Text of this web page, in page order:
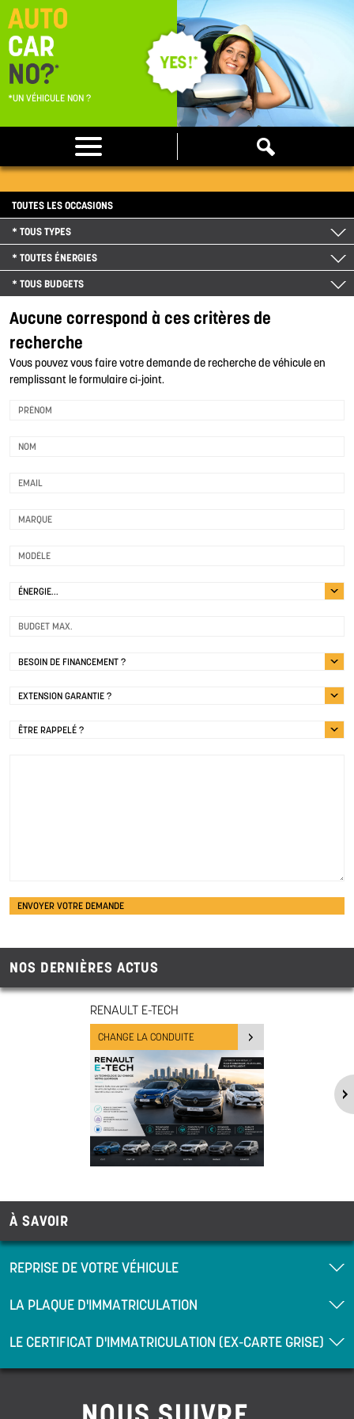
*UN VÉHICULE NON ?
TOUTES LES OCCASIONS
* TOUS TYPES
* TOUTES ÉNERGIES
* TOUS BUDGETS
Aucune correspond à ces critères de
recherche
Vous pouvez vous faire votre demande de recherche de véhicule en
remplissant le formulaire ci-joint.
ÉNERGIE...
BESOIN DE FINANCEMENT ?
EXTENSION GARANTIE ?
ÊTRE RAPPELÉ ?
NOS DERNIÈRES ACTUS
RENAULT E-TECH
CHANGE LA CONDUITE
À SAVOIR
REPRISE DE VOTRE VÉHICULE
LA PLAQUE D'IMMATRICULATION
LE CERTIFICAT D'IMMATRICULATION (EX-CARTE GRISE)